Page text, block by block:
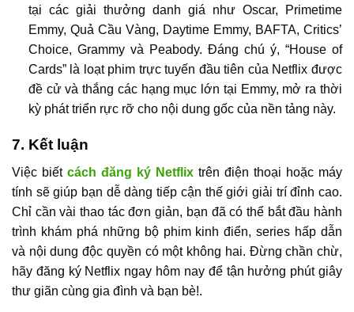
tại các giải thưởng danh giá như Oscar, Primetime
Emmy, Quả Cầu Vàng, Daytime Emmy, BAFTA, Critics’
Choice, Grammy và Peabody. Đáng chú ý, “House of
Cards” là loạt phim trực tuyến đầu tiên của Netflix được
đề cử và thắng các hạng mục lớn tại Emmy, mở ra thời
kỳ phát triển rực rỡ cho nội dung gốc của nền tảng này.
7. Kết luận
Việc biết cách đăng ký Netflix trên điện thoại hoặc máy
tính sẽ giúp bạn dễ dàng tiếp cận thế giới giải trí đỉnh cao.
Chỉ cần vài thao tác đơn giản, bạn đã có thể bắt đầu hành
trình khám phá những bộ phim kinh điển, series hấp dẫn
và nội dung độc quyền có một không hai. Đừng chần chừ,
hãy đăng ký Netflix ngay hôm nay để tận hưởng phút giây
thư giãn cùng gia đình và bạn bè!.